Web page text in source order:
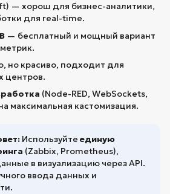
— хорош для бизнес-аналитики,
для real-time.
— бесплатный и мощный вариант
но красиво, подходит для
центров.
(Node-RED, WebSockets,
максимальная кастомизация.
Используйте единую
(Zabbix, Prometheus),
в визуализацию через API.
ввода данных и